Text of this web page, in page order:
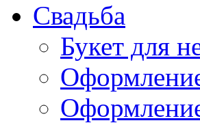
Свадьба
Букет для